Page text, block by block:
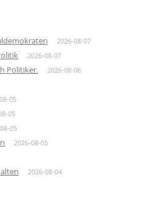
2026-08-07
2026-08-07
Politiker. 2026-08-06
05
05
05
2026-08-05
2026-08-04